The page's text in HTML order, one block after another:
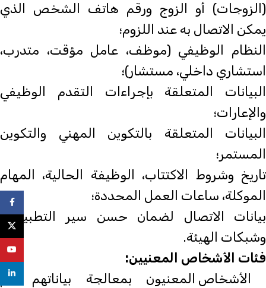
(الزوجات) أو الزوج ورقم هاتف الشخص الذي
يمكن الاتصال به عند اللزوم؛
النظام الوظيفي (موظف، عامل مؤقت، متدرب،
استشاري داخلي، مستشار)؛
البيانات المتعلقة بإجراءات التقدم الوظيفي
والإعارات؛
البيانات المتعلقة بالتكوين المهني والتكوين
المستمر؛
تاريخ وشروط الاكتتاب، الوظيفة الحالية، المهام
الموكلة، ساعات العمل المحددة؛
بيانات الاتصال لضمان حسن سير التطبيقات
وشبكات الهيئة.
فئات الأشخاص المعنيين:
الأشخاص المعنيون بمعالجة بياناتهم هم